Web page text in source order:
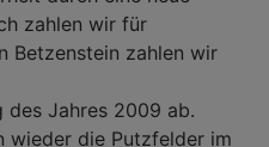
zahlen wir für
Betzenstein zahlen wir
des Jahres 2009 ab.
wieder die Putzfelder im